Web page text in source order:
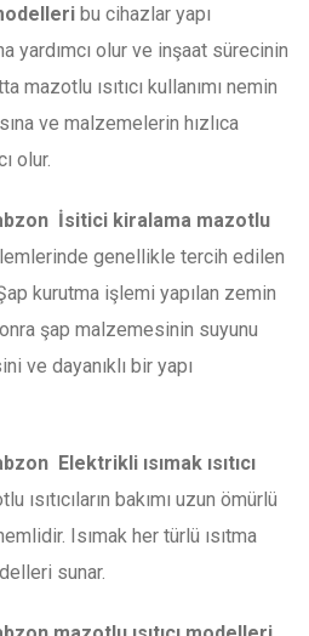
bu cihazlar yapı
yardımcı olur ve inşaat sürecinin
mazotlu ısıtıcı kullanımı nemin
ve malzemelerin hızlıca
olur.
İsitici kiralama mazotlu
genellikle tercih edilen
kurutma işlemi yapılan zemin
şap malzemesinin suyunu
ve dayanıklı bir yapı
Elektrikli ısımak ısıtıcı
ısıtıcıların bakımı uzun ömürlü
Isımak her türlü ısıtma
sunar.